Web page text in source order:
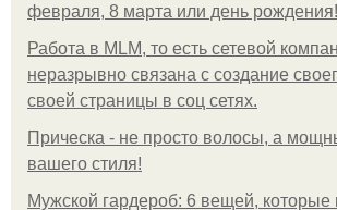
февраля, 8 марта или день рождения!
Работа в MLM, то есть сетевой
неразрывно связана с создание
своей страницы в соц сетях.
Прическа - не просто волосы, а
вашего стиля!
Мужской гардероб: 6 вещей, которые